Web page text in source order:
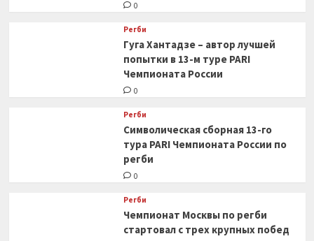
0
Регби
Гуга Хантадзе – автор лучшей
попытки в 13-м туре PARI
Чемпионата России
0
Регби
Символическая сборная 13-го
тура PARI Чемпионата России по
регби
0
Регби
Чемпионат Москвы по регби
стартовал с трех крупных побед